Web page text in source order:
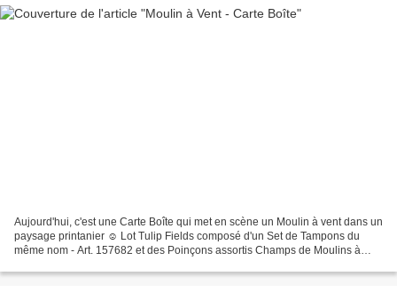
Aujourd'hui, c'est une Carte Boîte qui met en scène un Moulin à vent dans un
paysage printanier ☺ Lot Tulip Fields composé d'un Set de Tampons du
même nom - Art. 157682 et des Poinçons assortis Champs de Moulins à